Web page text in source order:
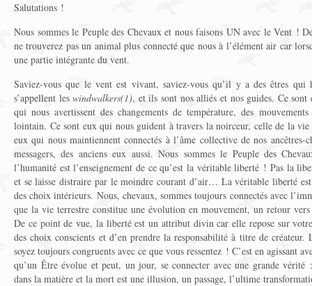
Salutations !
Nous sommes le Peuple des Chevaux et nous faisons UN avec le Vent !
ne trouverez pas un animal plus connecté que nous à l’élément air car
une partie intégrante du vent.
Saviez-vous que le vent est vivant, saviez-vous qu’il y a des êtres qui
s’appellent leswindwalkers(1), et ils sont nos alliés et nos guides. Ce
qui nous avertissent des changements de température, des
lointain. Ce sont eux qui nous guident à travers la noirceur, celle de la
eux qui nous maintiennent connectés à l’âme collective de nos ancêtres-
messagers, des anciens eux aussi. Nous sommes le Peuple des
l’humanité est l’enseignement de ce qu’est la véritable liberté ! Pas la
et se laisse distraire par le moindre courant d’air… La véritable liberté
des choix intérieurs. Nous, chevaux, sommes toujours connectés avec
que la vie terrestre constitue une évolution en mouvement, un retour
De ce point de vue, la liberté est un attribut divin car elle repose sur
des choix conscients et d’en prendre la responsabilité à titre de
soyez toujours congruents avec ce que vous ressentez ! C’est en agissant
qu’un Être évolue et peut, un jour, se connecter avec une grande vérité
dans la matière et la mort est une illusion, un passage, l’ultime